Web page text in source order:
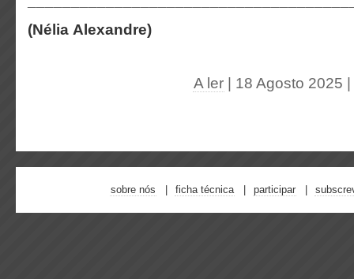
(Nélia Alexandre)
A ler | 18 Agosto 2025
sobre nós ficha técnica participar